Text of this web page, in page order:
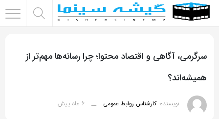
اشتراک
گذاری
با
استفاده
روش‌های
زیر
سرگرمی، آگاهی و اقتصاد محتوا؛ چرا رسانه‌ها مهم‌تر از
همیشه‌اند؟
نویسنده:کارشناس روابط عمومی __ 6 ماه پیش